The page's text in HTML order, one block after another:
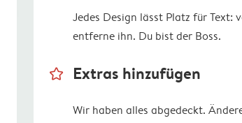
Jedes Design lässt Platz für Text:
entferne ihn. Du bist der Boss.
star_outline Extras hinzufügen
Wir haben alles abgedeckt.